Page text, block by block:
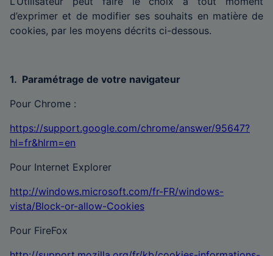
d’exprimer et de modifier ses souhaits en matière de
cookies, par les moyens décrits ci-dessous.
1. Paramétrage de votre navigateur
Pour Chrome :
https://support.google.com/chrome/answer/95647?
hl=fr&hlrm=en
Pour Internet Explorer
http://windows.microsoft.com/fr-FR/windows-
vista/Block-or-allow-Cookies
Pour FireFox